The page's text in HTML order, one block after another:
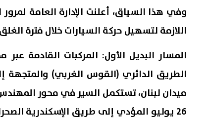
وفي هذا السياق، أعلنت الإدارة العامة
اللازمة لتسهيل حركة السيارات خلال فترة
المسار البديل الأول: المركبات القادمة
ميدان لبنان، تستكمل السير في محور